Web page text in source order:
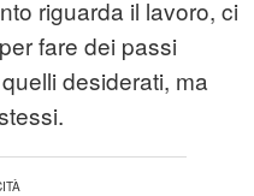
riguarda il lavoro, ci
fare dei passi
desiderati, ma